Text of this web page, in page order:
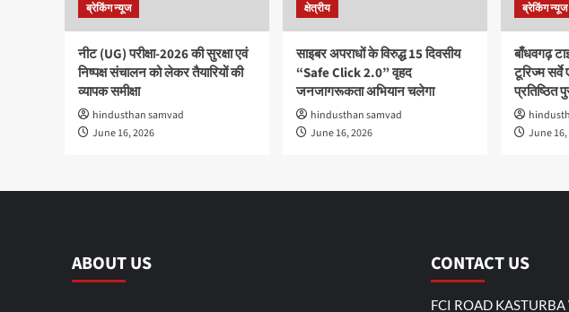
ब्रेकिंग न्यूज
नीट (UG) परीक्षा-2026 की सुरक्षा एवं
निष्पक्ष संचालन को लेकर तैयारियों की
व्यापक समीक्षा
hindusthan samvad
June 16, 2026
क्षेत्रीय
साइबर अपराधों के विरुद्ध 15 दिवसीय
“Safe Click 2.0” वृहद
जनजागरूकता अभियान चलेगा
hindusthan samvad
June 16, 2026
ब्रेकिंग न्यूज
बाँधवगढ़
टूरिज्म
प्रतिष्ठित
June 16,
ABOUT US CONTACT US
FCI ROAD KASTURBA